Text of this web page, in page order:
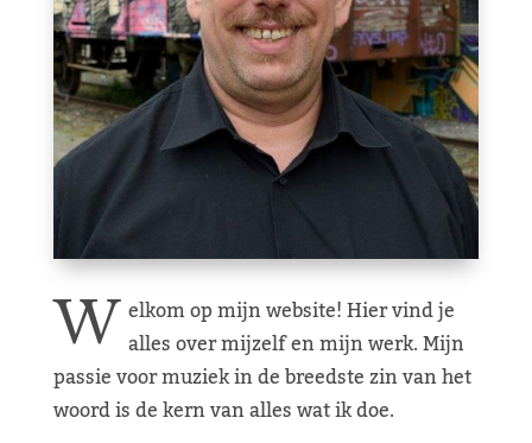
W elkom op mijn website! Hier vind je
alles over mijzelf en mijn werk. Mijn
passie voor muziek in de breedste zin van het
woord is de kern van alles wat ik doe.